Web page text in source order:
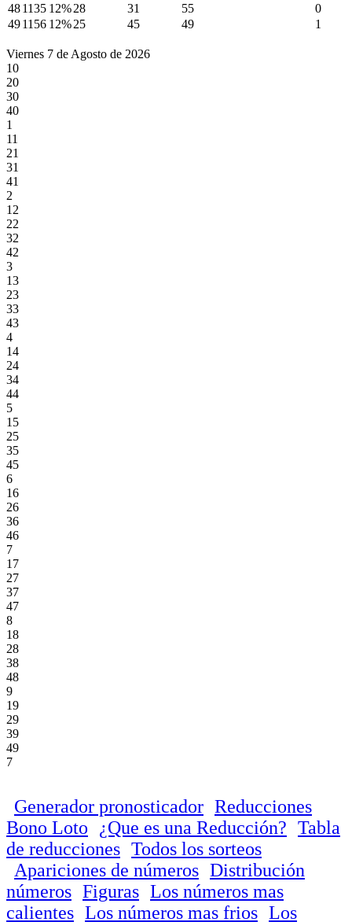
481135 12%28 31 55
0
491156 12%25 45 49 1
Viernes 7 de Agosto de 2026
10
20
30
40
1
11
21
31
41
2
12
22
32
42
3
13
23
33
43
4
14
24
34
44
5
15
25
35
45
6
16
26
36
46
7
17
27
37
47
8
18
28
38
48
9
19
29
39
49
7
Generador pronosticador Reducciones
Bono Loto
¿Que es una Reducción? Tabla
de reducciones Todos los sorteos
Apariciones de números Distribución
números Figuras Los números mas
calientes Los números mas frios Los